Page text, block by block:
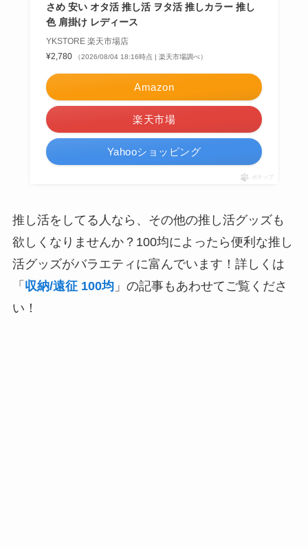
さめ 安い オタ活 推し活 ヲタ活 推しカラー 推し
色 肩掛け レディース
YKSTORE 楽天市場店
¥2,780
（2026/08/04 18:16時点 | 楽天市場調べ）
Amazon
楽天市場
Yahooショッピング
ポチップ
推し活をしてる人なら、その他の推し活グッズも
欲しくなりませんか？100均によったら便利な推し
活グッズがバラエティに富んでいます！詳しくは
「 収納/遠征 100均」の記事もあわせてご覧くださ
い！